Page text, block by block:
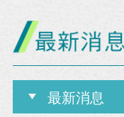
最新消息